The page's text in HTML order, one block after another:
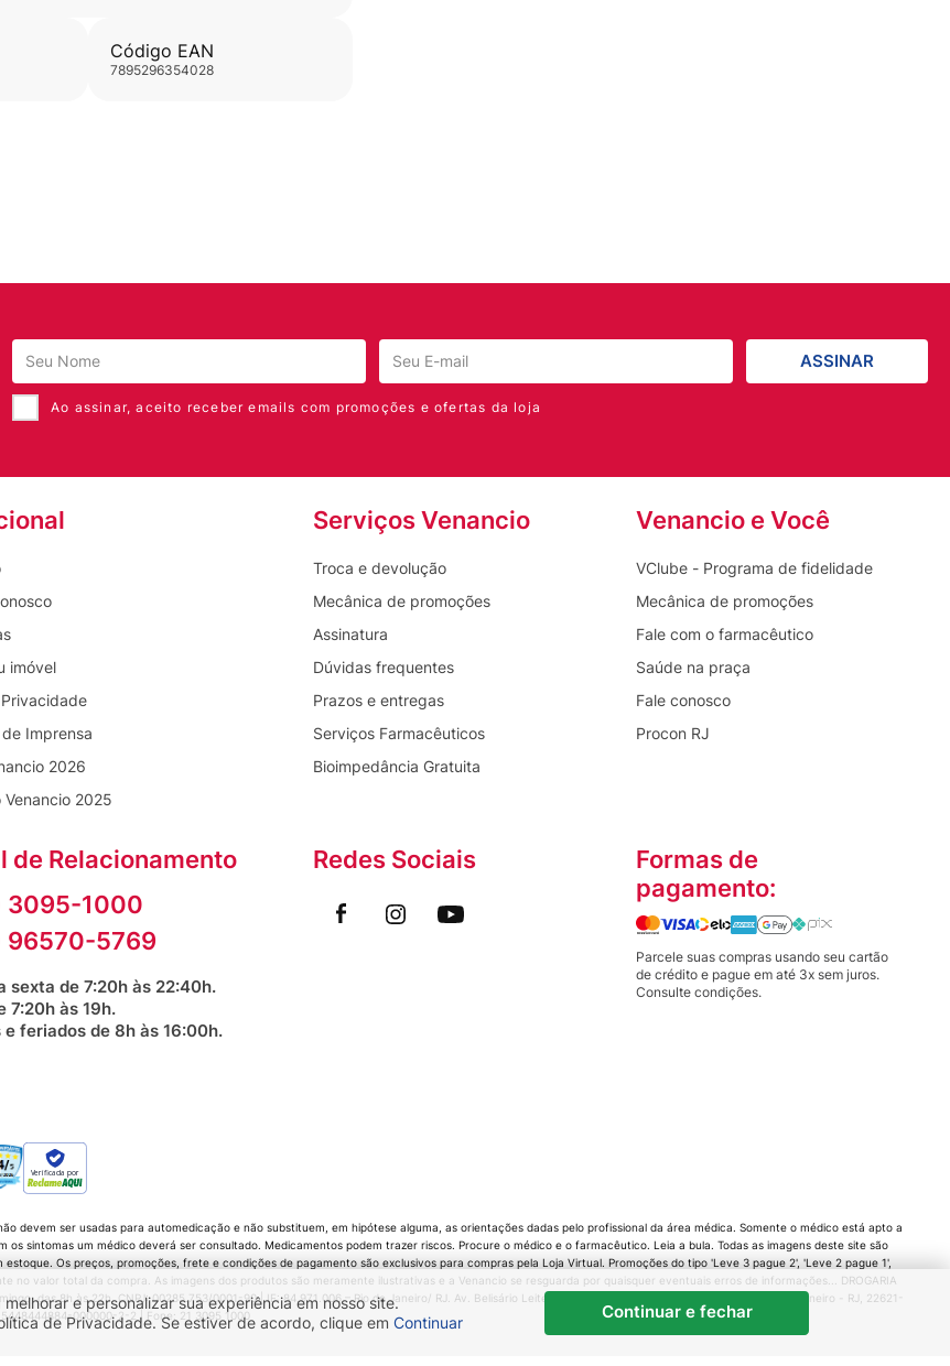
e personalizar sua experiência em nosso site.
de Privacidade. Se estiver de acordo, clique em Continuar
Continuar e fechar
Código EAN
7895296354028
ASSINAR
Ao assinar, aceito receber emails com promoções e ofertas da loja
imóvel
Imprensa
2026
Venancio 2025
Serviços Venancio
Troca e devolução
Mecânica de promoções
Assinatura
Dúvidas frequentes
Prazos e entregas
Serviços Farmacêuticos
Bioimpedância Gratuita
Venancio e Você
VClube - Programa de fidelidade
Mecânica de promoções
Fale com o farmacêutico
Saúde na praça
Fale conosco
Procon RJ
de Relacionamento
3095-1000
96570-5769
sexta de 7:20h às 22:40h.
7:20h às 19h.
e feriados de 8h às 16:00h.
Redes Sociais
Formas de
pagamento:
Parcele suas compras usando seu cartão
de crédito e pague em até 3x sem juros.
Consulte condições.
Verificada por
devem ser usadas para automedicação e não substituem, em hipótese alguma, as orientações dadas pelo profissional da área médica. Somente o médico está apto a
sintomas um médico deverá ser consultado. Medicamentos podem trazer riscos. Procure o médico e o farmacêutico. Leia a bula. Todas as imagens deste site são
Os preços, promoções, frete e condições de pagamento são exclusivos para compras pela Loja Virtual. Promoções do tipo 'Leve 3 pague 2', 'Leve 2 pague 1',
valor total da compra. As imagens dos produtos são meramente ilustrativas e a Venancio se resguarda por quaisquer eventuais erros de informações... DROGARIA
das 8h às 22h. CNPJ: 00285.753/0001-90 | IE: 84.971.006 – Rio de Janeiro/ RJ. Av. Belisário Leite de Andrade Neto, 80 - Barra da Tijuca, Rio de Janeiro - RJ, 22621-
000000-2-2 | Fone: 21 3095 1000